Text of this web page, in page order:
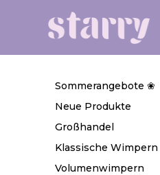
Sommerangebote ❀
Neue Produkte
Großhandel
Klassische Wimpern
Volumenwimpern